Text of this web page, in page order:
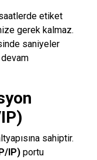
etiket
gerek kalmaz.
saniyeler
sahiptir.
IP) portu